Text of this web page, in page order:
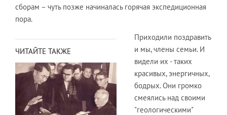
сборам – чуть позже начиналась горячая экспедиционная
пора.
ЧИТАЙТЕ ТАКЖЕ
Приходили поздравить
и мы, члены семьи. И
видели их - таких
красивых, энергичных,
бодрых. Они громко
смеялись над своими
"геологическими"